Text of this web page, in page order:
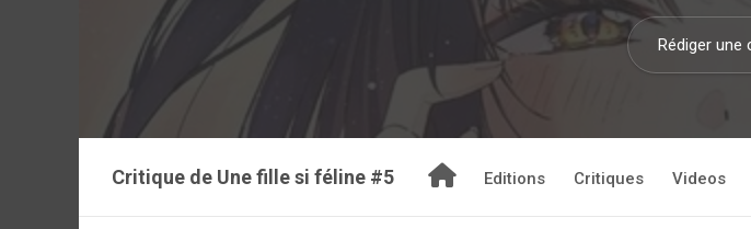
Rédiger une
Critique de Une fille si féline #5 Editions Critiques Videos